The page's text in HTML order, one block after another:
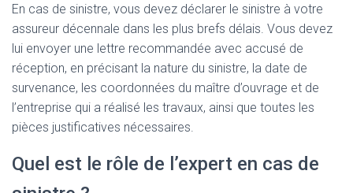
En cas de sinistre, vous devez déclarer le sinistre à votre
assureur décennale dans les plus brefs délais. Vous devez
lui envoyer une lettre recommandée avec accusé de
réception, en précisant la nature du sinistre, la date de
survenance, les coordonnées du maître d’ouvrage et de
l’entreprise qui a réalisé les travaux, ainsi que toutes les
pièces justificatives nécessaires.
Quel est le rôle de l’expert en cas de